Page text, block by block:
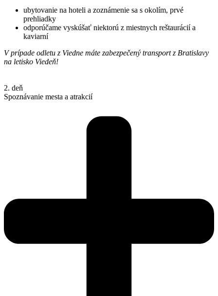
ubytovanie na hoteli a zoznámenie sa s okolím, prvé
prehliadky
odporúčame vyskúšať niektorú z miestnych reštaurácií a
kaviarní
V prípade odletu z Viedne máte zabezpečený transport z Bratislavy
na letisko Viedeň!
2. deň
Spoznávanie mesta a atrakcií